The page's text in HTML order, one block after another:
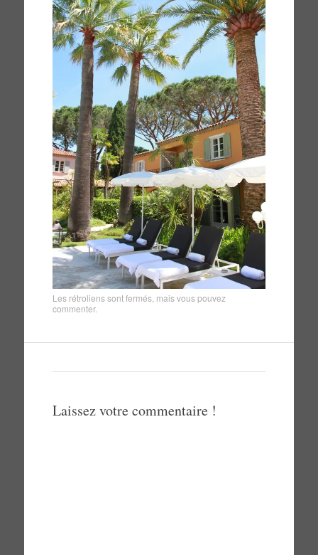
Les rétroliens sont fermés, mais vous pouvez
commenter.
Laissez votre commentaire !